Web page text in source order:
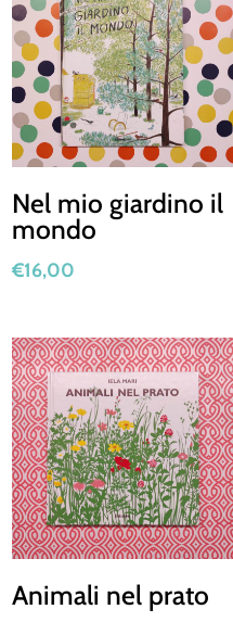
Nel mio giardino il
mondo
€16,00
Animali nel prato